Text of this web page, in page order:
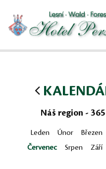
Náš region -
Leden Únor Březen
Červenec
Srpen Září